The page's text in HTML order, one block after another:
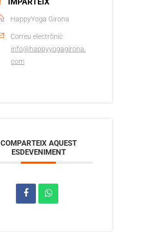
HappyYoga Girona
Correu electrònic
info@happyyogagirona.
com
COMPARTEIX AQUEST
ESDEVENIMENT